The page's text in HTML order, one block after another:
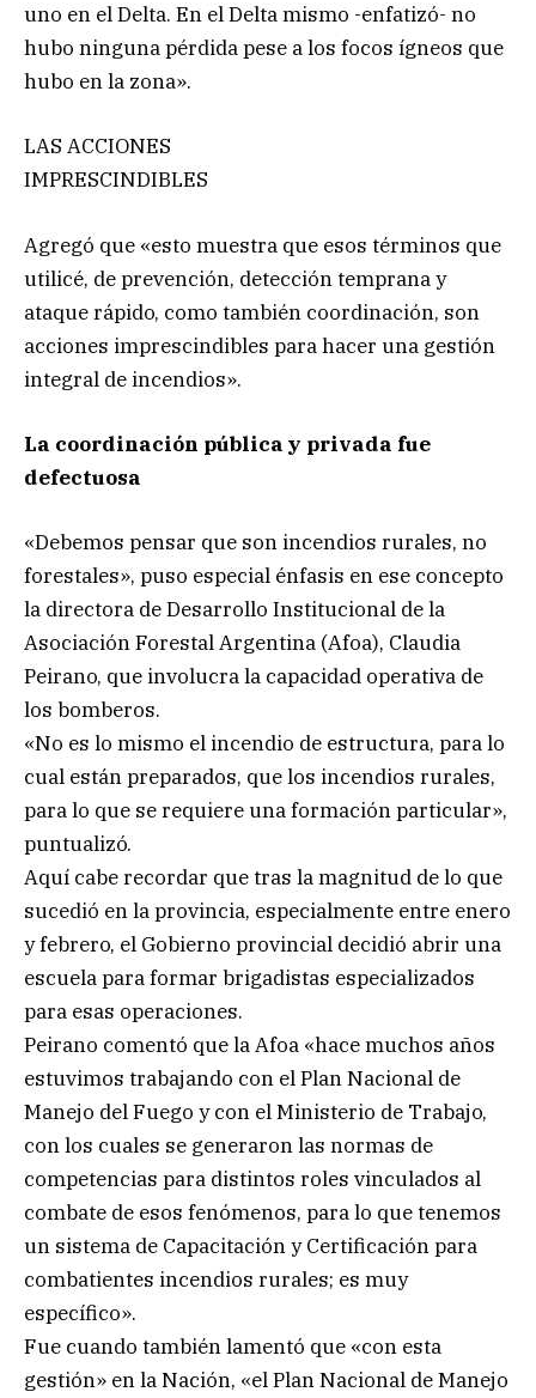
uno en el Delta. En el Delta mismo -enfatizó- no
hubo ninguna pérdida pese a los focos ígneos que
hubo en la zona».
LAS ACCIONES
IMPRESCINDIBLES
Agregó que «esto muestra que esos términos que
utilicé, de prevención, detección temprana y
ataque rápido, como también coordinación, son
acciones imprescindibles para hacer una gestión
integral de incendios».
La coordinación pública y privada fue
defectuosa
«Debemos pensar que son incendios rurales, no
forestales», puso especial énfasis en ese concepto
la directora de Desarrollo Institucional de la
Asociación Forestal Argentina (Afoa), Claudia
Peirano, que involucra la capacidad operativa de
los bomberos.
«No es lo mismo el incendio de estructura, para lo
cual están preparados, que los incendios rurales,
para lo que se requiere una formación particular»,
puntualizó.
Aquí cabe recordar que tras la magnitud de lo que
sucedió en la provincia, especialmente entre enero
y febrero, el Gobierno provincial decidió abrir una
escuela para formar brigadistas especializados
para esas operaciones.
Peirano comentó que la Afoa «hace muchos años
estuvimos trabajando con el Plan Nacional de
Manejo del Fuego y con el Ministerio de Trabajo,
con los cuales se generaron las normas de
competencias para distintos roles vinculados al
combate de esos fenómenos, para lo que tenemos
un sistema de Capacitación y Certificación para
combatientes incendios rurales; es muy
específico».
Fue cuando también lamentó que «con esta
gestión» en la Nación, «el Plan Nacional de Manejo